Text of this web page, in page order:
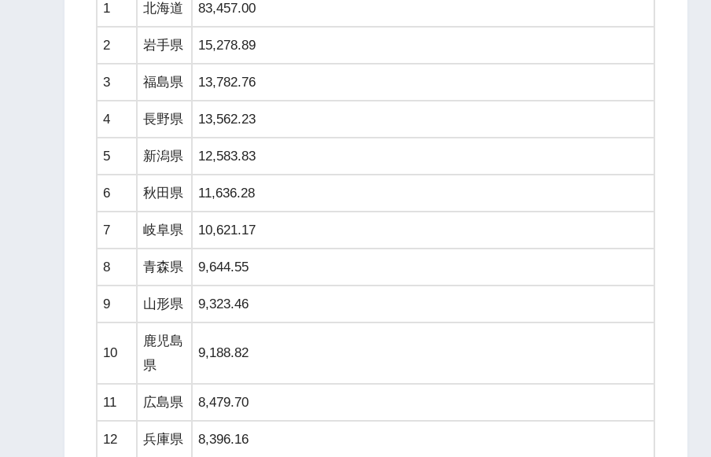
1 北海道 83,457.00
2 岩手県 15,278.89
3 福島県 13,782.76
4 長野県 13,562.23
5 新潟県 12,583.83
6 秋田県 11,636.28
7 岐阜県 10,621.17
8 青森県 9,644.55
9 山形県 9,323.46
10
鹿児島
県
9,188.82
11 広島県 8,479.70
12 兵庫県 8,396.16